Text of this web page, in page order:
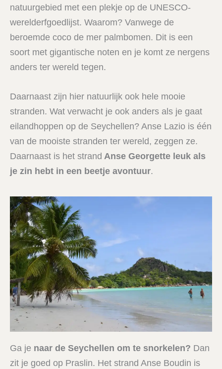
natuurgebied met een plekje op de UNESCO-
werelderfgoedlijst. Waarom? Vanwege de
beroemde coco de mer palmbomen. Dit is een
soort met gigantische noten en je komt ze nergens
anders ter wereld tegen.
Daarnaast zijn hier natuurlijk ook hele mooie
stranden. Wat verwacht je ook anders als je gaat
eilandhoppen op de Seychellen? Anse Lazio is één
van de mooiste stranden ter wereld, zeggen ze.
Daarnaast is het strand Anse Georgette leuk als
je zin hebt in een beetje avontuur.
Ga je naar de Seychellen om te snorkelen? Dan
zit je goed op Praslin. Het strand Anse Boudin is